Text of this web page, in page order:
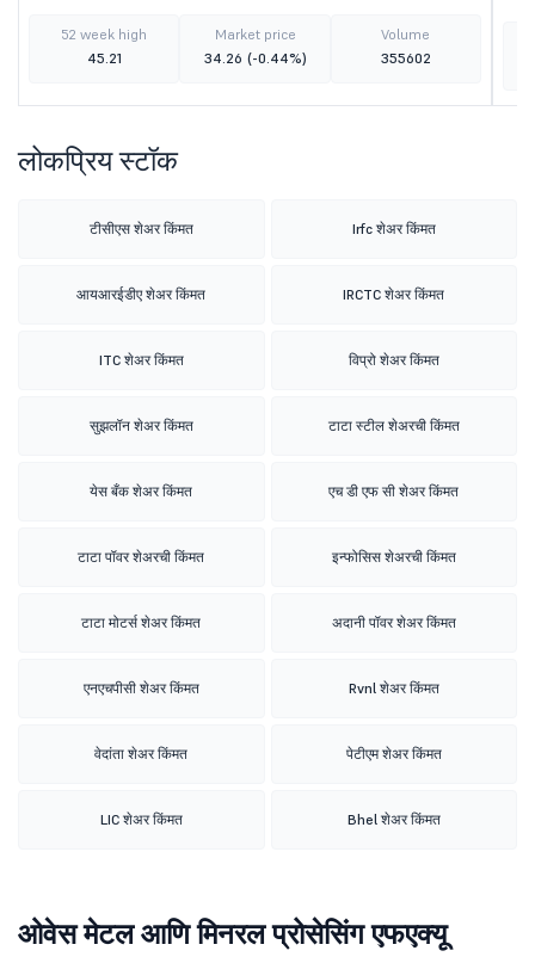
52 week high
45.21
Market price
34.26 (-0.44%)
Volume
355602
लोकप्रिय स्टॉक
टीसीएस शेअर किंमत Irfc शेअर किंमत
आयआरईडीए शेअर किंमत IRCTC शेअर किंमत
ITC शेअर किंमत विप्रो शेअर किंमत
सुझलॉन शेअर किंमत टाटा स्टील शेअरची किंमत
येस बँक शेअर किंमत एच डी एफ सी शेअर किंमत
टाटा पॉवर शेअरची किंमत इन्फोसिस शेअरची किंमत
टाटा मोटर्स शेअर किंमत अदानी पॉवर शेअर किंमत
एनएचपीसी शेअर किंमत Rvnl शेअर किंमत
वेदांता शेअर किंमत पेटीएम शेअर किंमत
LIC शेअर किंमत Bhel शेअर किंमत
ओवेस मेटल आणि मिनरल प्रोसेसिंग एफएक्यू